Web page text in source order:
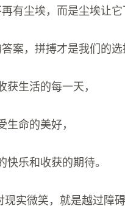
有尘埃，而是尘埃让它
案，拼搏才是我们的选
获生活的每一天，
生命的美好，
快乐和收获的期待。
实微笑，就是越过障碍